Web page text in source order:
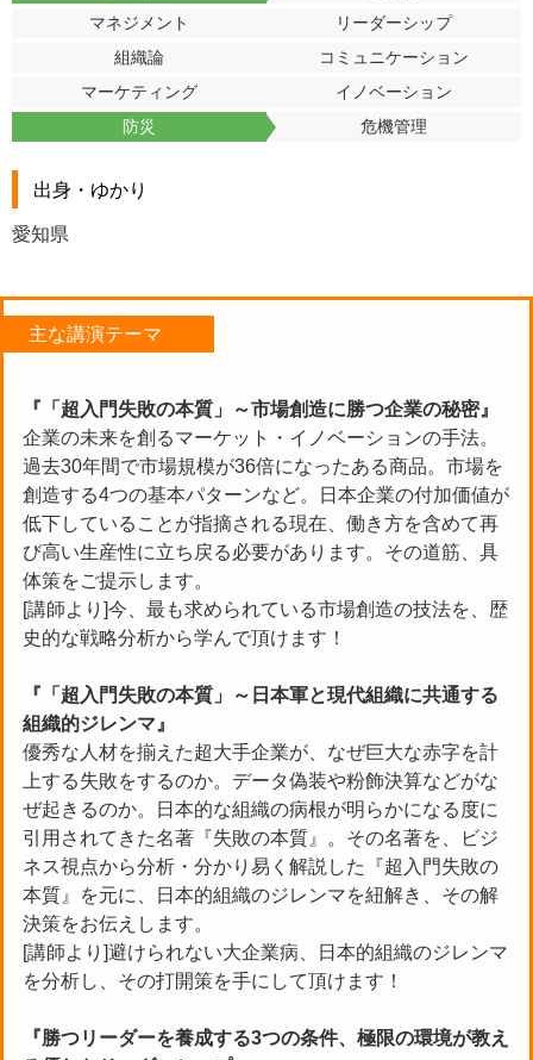
マネジメント
リーダーシップ
組織論
コミュニケーション
マーケティング
イノベーション
防災
危機管理
出身・ゆかり
愛知県
主な講演テーマ
『「超入門失敗の本質」～市場創造に勝つ企業の秘密』
企業の未来を創るマーケット・イノベーションの手法。
過去30年間で市場規模が36倍になったある商品。市場を
創造する4つの基本パターンなど。日本企業の付加価値が
低下していることが指摘される現在、働き方を含めて再
び高い生産性に立ち戻る必要があります。その道筋、具
体策をご提示します。
[講師より]今、最も求められている市場創造の技法を、歴
史的な戦略分析から学んで頂けます！
『「超入門失敗の本質」～日本軍と現代組織に共通する
組織的ジレンマ』
優秀な人材を揃えた超大手企業が、なぜ巨大な赤字を計
上する失敗をするのか。データ偽装や粉飾決算などがな
ぜ起きるのか。日本的な組織の病根が明らかになる度に
引用されてきた名著『失敗の本質』。その名著を、ビジ
ネス視点から分析・分かり易く解説した『超入門失敗の
本質』を元に、日本的組織のジレンマを紐解き、その解
決策をお伝えします。
[講師より]避けられない大企業病、日本的組織のジレンマ
を分析し、その打開策を手にして頂けます！
『勝つリーダーを養成する3つの条件、極限の環境が教え